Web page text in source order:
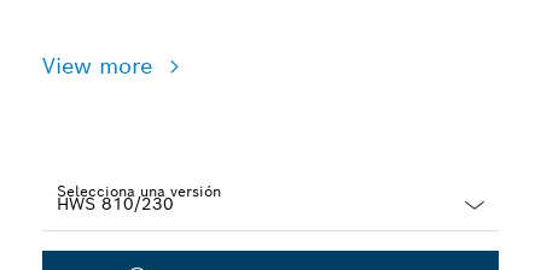
View more
Selecciona una versión